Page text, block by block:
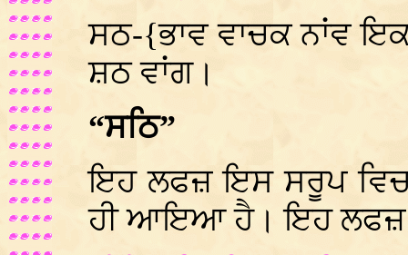
ਸਠ-{ਭਾਵ ਵਾਚਕ ਨਾਂਵ
ਸ਼ਠ ਵਾਂਗ।
“ਸਠਿ”
ਇਹ ਲਫਜ਼ ਇਸ ਸਰੂਪ
ਹੀ ਆਇਆ ਹੈ। ਇਹ ਲਫਜ਼